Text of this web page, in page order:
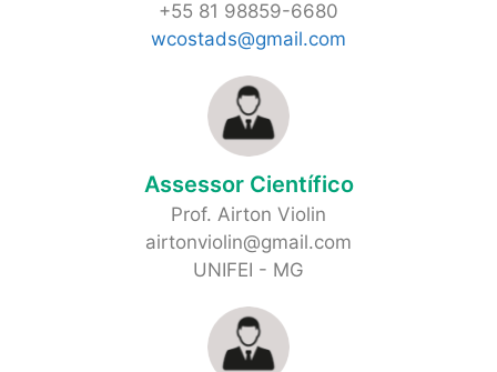
+55 81 98859-6680
wcostads@gmail.com
Assessor Científico
Prof. Airton Violin
airtonviolin@gmail.com
UNIFEI - MG